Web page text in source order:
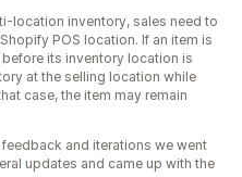
location inventory, sales need to
POS location. If an item is
its inventory location is
at the selling location while
case, the item may remain
and iterations we went
updates and came up with the